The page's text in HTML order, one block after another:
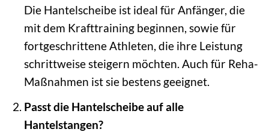
Die Hantelscheibe ist ideal für Anfänger, die
mit dem Krafttraining beginnen, sowie für
fortgeschrittene Athleten, die ihre Leistung
schrittweise steigern möchten. Auch für Reha-
Maßnahmen ist sie bestens geeignet.
Passt die Hantelscheibe auf alle
Hantelstangen?